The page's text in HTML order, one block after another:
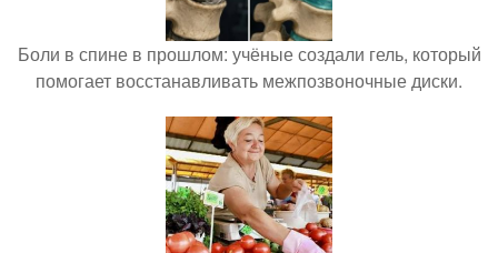
Боли в спине в прошлом: учёные создали гель, который
помогает восстанавливать межпозвоночные диски.